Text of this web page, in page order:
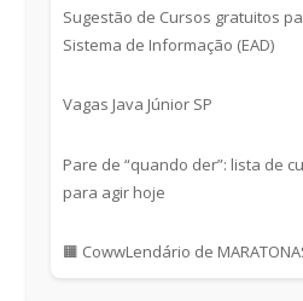
Sugestão de Cursos gratuitos
Sistema de Informação (EAD)
Vagas Java Júnior SP
Pare de “quando der”: lista de
para agir hoje
🟧 CowwLendário de